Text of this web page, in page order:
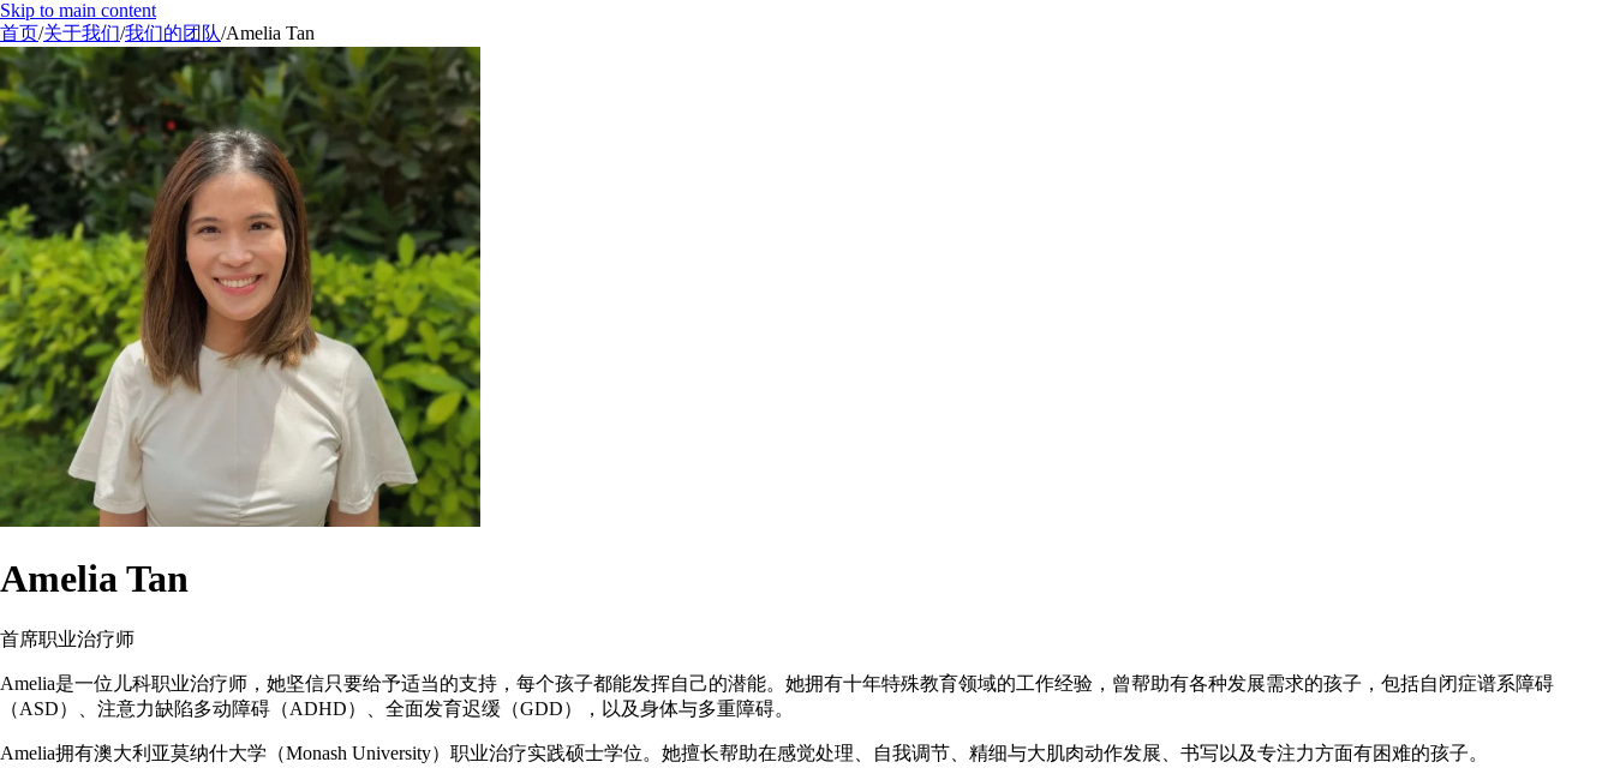
Skip to main content
首页/关于我们/我们的团队/Amelia Tan
Amelia Tan
首席职业治疗师
Amelia是一位儿科职业治疗师，她坚信只要给予适当的支持，每个孩子都能发挥自己的潜能。她拥有十年特殊教育领域的工作经验，曾帮助有各种发展需求的孩子，包括自闭症谱系障碍
（ASD）、注意力缺陷多动障碍（ADHD）、全面发育迟缓（GDD），以及身体与多重障碍。
Amelia拥有澳大利亚莫纳什大学（Monash University）职业治疗实践硕士学位。她擅长帮助在感觉处理、自我调节、精细与大肌肉动作发展、书写以及专注力方面有困难的孩子。